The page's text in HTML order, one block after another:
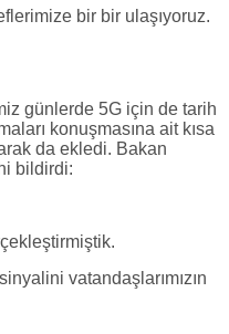
bir bir ulaşıyoruz.
günlerde 5G için de tarih
konuşmasına ait kısa
da ekledi. Bakan
bildirdi:
vatandaşlarımızın